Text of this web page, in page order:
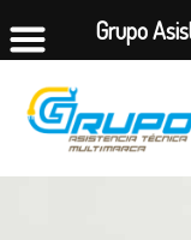
Grupo